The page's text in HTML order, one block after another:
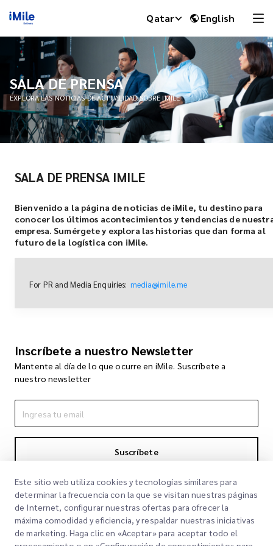
Qatar English
SALA DE PRENSA
EXPLORA LAS NOTICIAS DE ACTUALIDAD SOBRE IMILE
SALA DE PRENSA IMILE
Bienvenido a la página de noticias de iMile, tu destino para
conocer los últimos acontecimientos y tendencias de
empresa. Sumérgete y explora las historias que dan forma al
futuro de la logística con iMile.
For PR and Media Enquiries: media@imile.me
Inscríbete a nuestro Newsletter
Mantente al día de lo que ocurre en iMile. Suscríbete a
nuestro newsletter
Suscríbete
Al suscribirte aceptas nuestra Política de Privacidad Política de
Privacidad
Este sitio web utiliza cookies y tecnologías similares para
determinar la frecuencia con la que se visitan nuestras páginas
de Internet, configurar nuestras ofertas para ofrecer la
máxima comodidad y eficiencia, y respaldar nuestras iniciativas
de marketing. Haga clic en «Aceptar» para aceptar todo el